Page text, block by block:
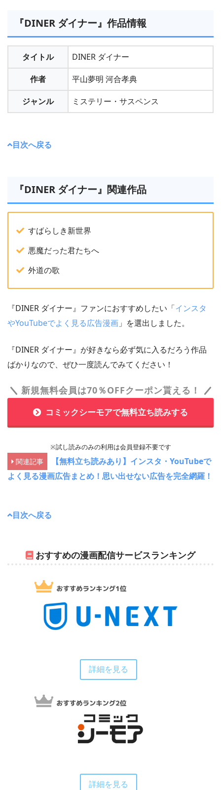
『DINER ダイナー』作品情報
タイトル DINER ダイナー
作者 平山夢明 河合孝典
ジャンル ミステリー・サスペンス
目次へ戻る
『DINER ダイナー』関連作品
すばらしき新世界
悪魔だった君たちへ
外道の歌
『DINER ダイナー』ファンにおすすめしたい「インスタ
やYouTubeでよく見る広告漫画」を選出しました。
『DINER ダイナー』が好きなら必ず気に入るだろう作品
ばかりなので、ぜひ一度読んでみてください！
新規無料会員は70％OFFクーポン貰える！
コミックシーモアで無料立ち読みする
※試し読みのみの利用は会員登録不要です
関連記事
【無料立ち読みあり】インスタ・YouTubeで
よく見る漫画広告まとめ！思い出せない広告を完全網羅！
目次へ戻る
おすすめの漫画配信サービスランキング
詳細を見る
詳細を見る